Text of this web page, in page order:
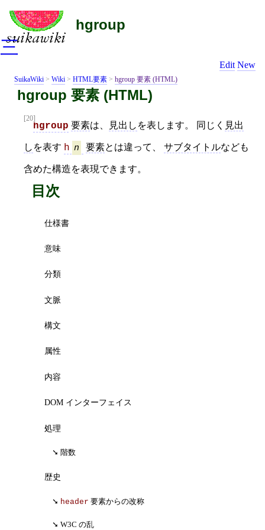
hgroup
Edit New
SuikaWiki > Wiki > HTML要素 > hgroup 要素 (HTML)
hgroup 要素 (HTML)
[20]
hgroup 要素は、 見出し を表します。 同じく 見出
し を表す h n 要素とは違って、 サブタイトルなども
含めた構造を表現できます。
目次
仕様書
意味
分類
文脈
構文
属性
内容
DOM インターフェイス
処理
階数
歴史
header 要素からの改称
W3C の乱
三